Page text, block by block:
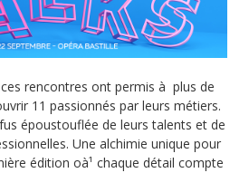
rencontres ont permis à plus de
11 passionnés par leurs métiers.
époustouflée de leurs talents et de
Une alchimie unique pour
édition oà¹ chaque détail compte